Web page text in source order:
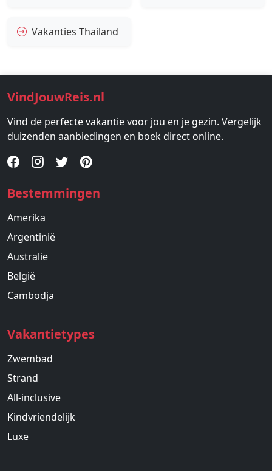
Vakanties Thailand
VindJouwReis.nl
Vind de perfecte vakantie voor jou en je gezin. Vergelijk
duizenden aanbiedingen en boek direct online.
Bestemmingen
Amerika
Argentinië
Australie
België
Cambodja
Vakantietypes
Zwembad
Strand
All-inclusive
Kindvriendelijk
Luxe